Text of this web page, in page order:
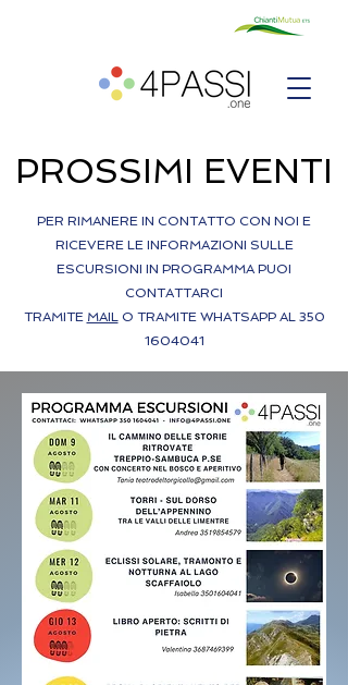
PROSSIMI EVENTI
PER RIMANERE IN CONTATTO CON NOI E
RICEVERE LE INFORMAZIONI SULLE
ESCURSIONI IN PROGRAMMA PUOI
CONTATTARCI
TRAMITE MAILO TRAMITE WHATSAPP AL 350
1604041